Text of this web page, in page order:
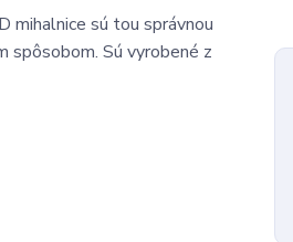
mihalnice sú tou správnou
spôsobom. Sú vyrobené z